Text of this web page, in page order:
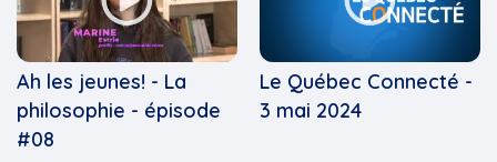
Ah les jeunes! - La
philosophie - épisode
#08
Le Québec Connecté -
3 mai 2024